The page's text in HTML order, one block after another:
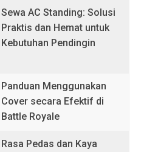
Sewa AC Standing: Solusi
Praktis dan Hemat untuk
Kebutuhan Pendingin
Panduan Menggunakan
Cover secara Efektif di
Battle Royale
Rasa Pedas dan Kaya